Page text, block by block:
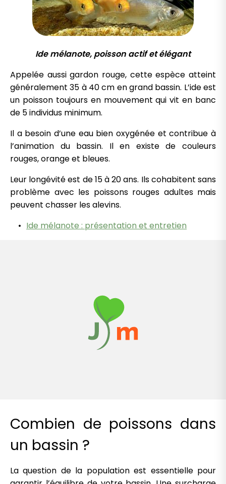
Ide mélanote, poisson actif et élégant
Appelée aussi gardon rouge, cette espèce atteint
généralement 35 à 40 cm en grand bassin. L’ide est
un poisson toujours en mouvement qui vit en banc
de 5 individus minimum.
Il a besoin d’une eau bien oxygénée et contribue à
l’animation du bassin. Il en existe de couleurs
rouges, orange et bleues.
Leur longévité est de 15 à 20 ans. Ils cohabitent sans
problème avec les poissons rouges adultes mais
peuvent chasser les alevins.
Ide mélanote : présentation et entretien
Combien de poissons dans
un bassin ?
La question de la population est essentielle pour